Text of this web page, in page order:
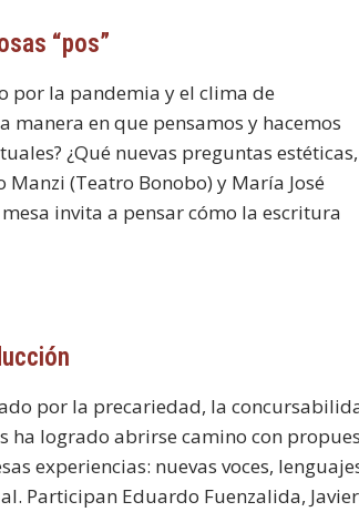
“pos”
por la pandemia y el clima de
en que pensamos y hacemos
¿Qué nuevas preguntas estéticas,
Manzi (Teatro Bonobo) y María José
invita a pensar cómo la escritura
por la precariedad, la
ha logrado abrirse camino con
experiencias: nuevas voces,
Participan Eduardo Fuenzalida,